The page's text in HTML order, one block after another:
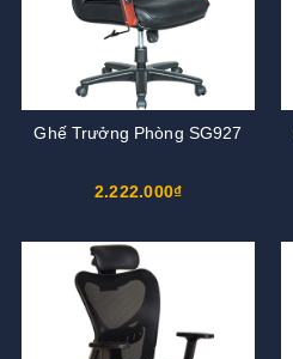
Ghế Trưởng Phòng SG927
2.222.000₫